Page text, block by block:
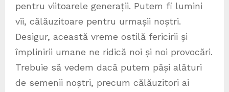
pentru viitoarele generații. Putem fi lumini
vii, călăuzitoare pentru urmașii noștri.
Desigur, această vreme ostilă fericirii și
împlinirii umane ne ridică noi și noi provocări.
Trebuie să vedem dacă putem păși alături
de semenii noștri, precum călăuzitori ai